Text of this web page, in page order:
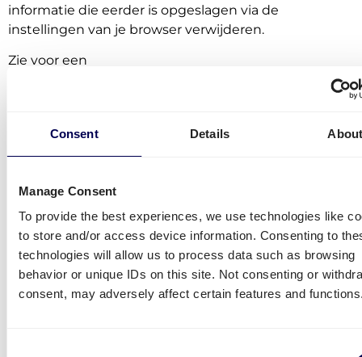
Consent Details About
Manage Consent
To provide the best experiences, we use technologies like
to store and/or access device information. Consenting to
technologies will allow us to process data such as browsing
behavior or unique IDs on this site. Not consenting or
consent, may adversely affect certain features and
informatie die eerder is opgeslagen via de
instellingen van je browser verwijderen.
Zie voor een
https://veiliginternetten.nl/themes/
Overzicht cookies
Cookie Functie Bewaartermijn
Google
Analytics
Analytische cookie
die websitebezoek
meet
2 jaar